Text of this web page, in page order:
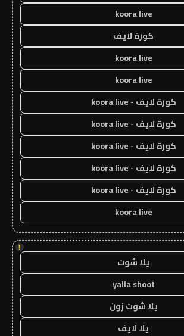
koora live
كورة لايف
koora live
koora live
كورة لايف - koora live
كورة لايف - koora live
كورة لايف - koora live
كورة لايف - koora live
كورة لايف - koora live
koora live
!
يلا شوت
yalla shoot
يلا شوت زون
يلا لايف